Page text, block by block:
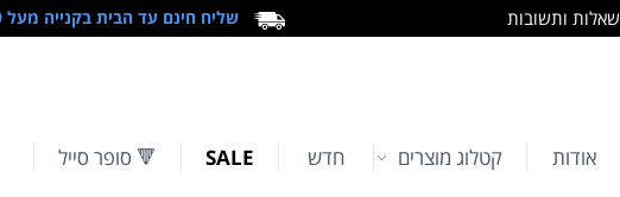
שאלות ותשובות שליח חינם עד הבית בקנייה מעל 359 ₪
אודות קטלוג מוצרים חדש SALE 🔻 סופר סייל